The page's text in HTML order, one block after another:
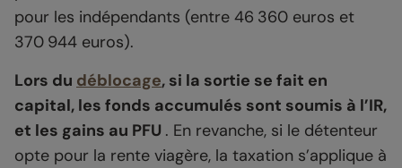
pour les indépendants (entre 46 360 euros et
370 944 euros).
Lors du déblocage, si la sortie se fait en
capital, les fonds accumulés sont soumis à l’IR,
et les gains au PFU . En revanche, si le détenteur
opte pour la rente viagère, la taxation s’applique à